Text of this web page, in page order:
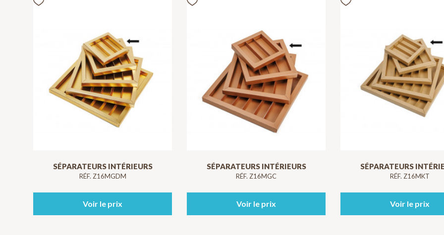
SÉPARATEURS INTÉRIEURS
RÉF. Z16MGDM
Voir le prix
SÉPARATEURS INTÉRIEURS
RÉF. Z16MGC
Voir le prix
SÉPARATEURS
RÉF. Z16MKT
Voir le prix